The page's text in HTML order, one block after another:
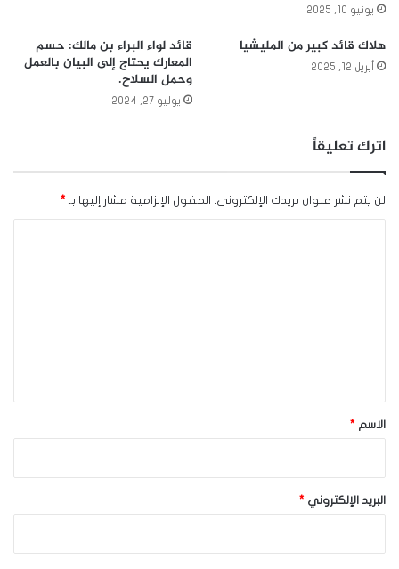
يونيو 10, 2025
هلاك قائد كبير من المليشيا
أبريل 12, 2025
قائد لواء البراء بن مالك: حسم
المعارك يحتاج إلى البيان بالعمل
وحمل السلاح.
يوليو 27, 2024
اترك تعليقاً
لن يتم نشر عنوان بريدك الإلكتروني. الحقول الإلزامية مشار إليها بـ *
*الاسم *
البريد الإلكتروني *